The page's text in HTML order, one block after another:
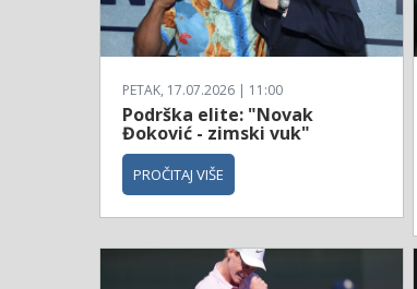
PETAK, 17.07.2026 | 11:00
Podrška elite: "Novak
Đoković - zimski vuk"
PROČITAJ VIŠE